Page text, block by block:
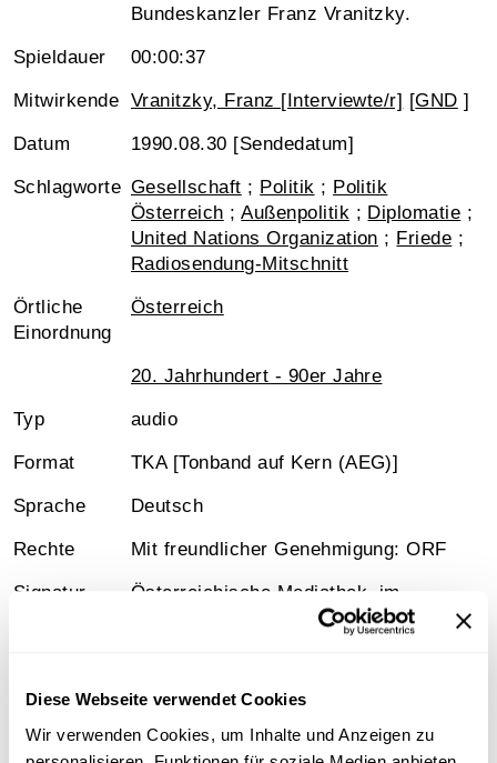
Diese Webseite verwendet Cookies
Wir verwenden Cookies, um Inhalte und Anzeigen zu
Bundeskanzler Franz Vranitzky.
Spieldauer 00:00:37
Mitwirkende Vranitzky, Franz [Interviewte/r] [GND ]
Datum 1990.08.30 [Sendedatum]
Schlagworte Gesellschaft ; Politik ; Politik
Österreich ;Außenpolitik ; Diplomatie ;
United Nations Organization ; Friede ;
Radiosendung-Mitschnitt
Örtliche
Einordnung
Österreich
20. Jahrhundert - 90er Jahre
Typ audio
Format TKA [Tonband auf Kern (AEG)]
Sprache Deutsch
Rechte Mit freundlicher Genehmigung: ORF
Signatur
Österreichische Mediathek, jm-